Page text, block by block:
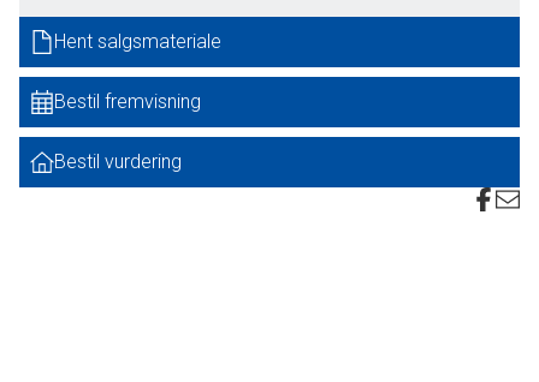
arter af buske. Græsstier krydser gennem arealet og forbi
mose og sø, hvor over halvdelen af søarealet tilhører
ejendommen.
Ind mellem de plantede buske og træer findes arealer, der
årligt fræses til fodermarker af blomster og urter til vildtet.
En del plantet gennem de seneste 10 år af nuværende ejer -
og en del plantet langt tidligere, så de ca. 2 hektar er med
store Normansgraner, der allerede nu har stor træværdi -
Hent salgsmateriale
Bestil fremvisning
Bestil vurdering